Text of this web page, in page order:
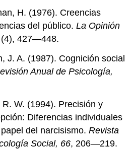
H. (1976). Creencias
del público.La Opinión
(4), 427—448.
J. A. (1987). Cognición social
Anual de Psicología,
W. (1994). Precisión y
Diferencias individuales
del narcisismo.Revista
Social, 66, 206—219.